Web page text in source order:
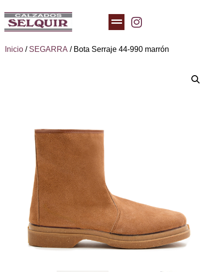
Inicio / SEGARRA / Bota Serraje 44-990 marrón